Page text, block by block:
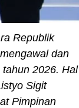
Republik
dan
2026. Hal
Sigit
Pimpinan